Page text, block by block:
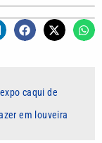
expo caqui de
em louveira